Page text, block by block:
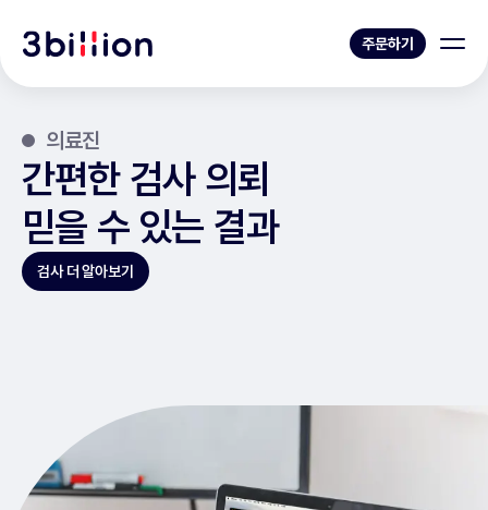
주문하기
의료진
간편한 검사 의뢰
믿을 수 있는 결과
검사 더 알아보기